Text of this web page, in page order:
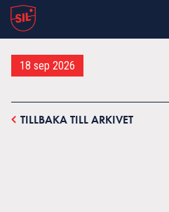
18 sep 2026
TILLBAKA TILL ARKIVET